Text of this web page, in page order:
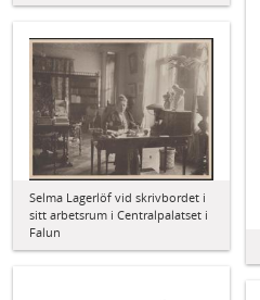
Selma Lagerlöf vid skrivbordet i
sitt arbetsrum i Centralpalatset i
Falun